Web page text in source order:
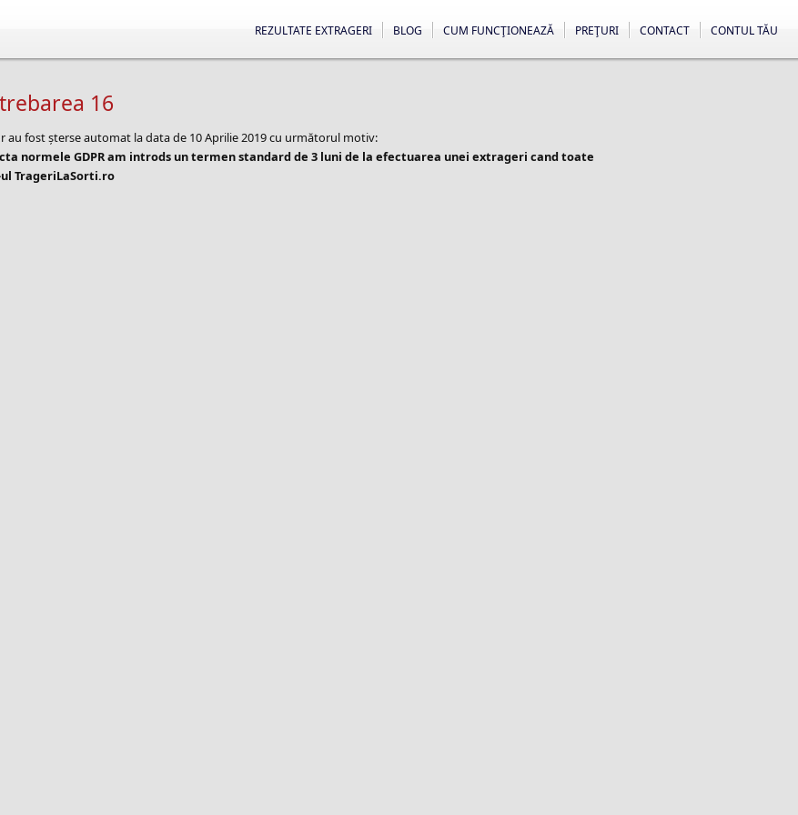
CONTUL TĂU
CONTACT
PREŢURI
CUM FUNCŢIONEAZĂ
BLOG
REZULTATE EXTRAGERI
16
fost șterse automat la data de 10 Aprilie 2019 cu următorul motiv:
normele GDPR am introds un termen standard de 3 luni de la efectuarea unei extrageri cand toate
TrageriLaSorti.ro